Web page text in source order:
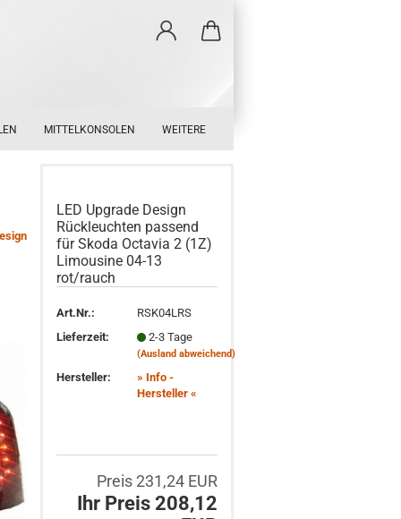
MITTELKONSOLEN WEITERE
LED Upgrade Design
Rückleuchten passend
für Skoda Octavia 2 (1Z)
Limousine 04-13
rot/rauch
Art.Nr.:
RSK04LRS
Lieferzeit:
2-3 Tage
(Ausland abweichend)
Hersteller:
» Info -
Hersteller «
Preis 231,24 EUR
Ihr Preis 208,12